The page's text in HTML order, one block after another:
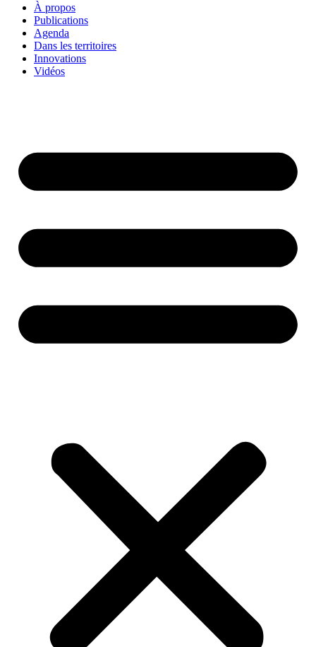
À propos
Publications
Agenda
Dans les territoires
Innovations
Vidéos